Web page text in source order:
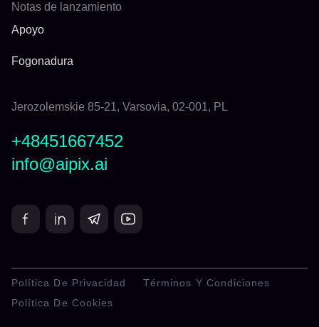
Notas de lanzamiento
Apoyo
Fogonadura
Jerozolemskie 85-21, Varsovia, 02-001, PL
+48451667452
info@aipix.ai
Política De Privacidad
Términos Y Condiciones
Política De Cookies